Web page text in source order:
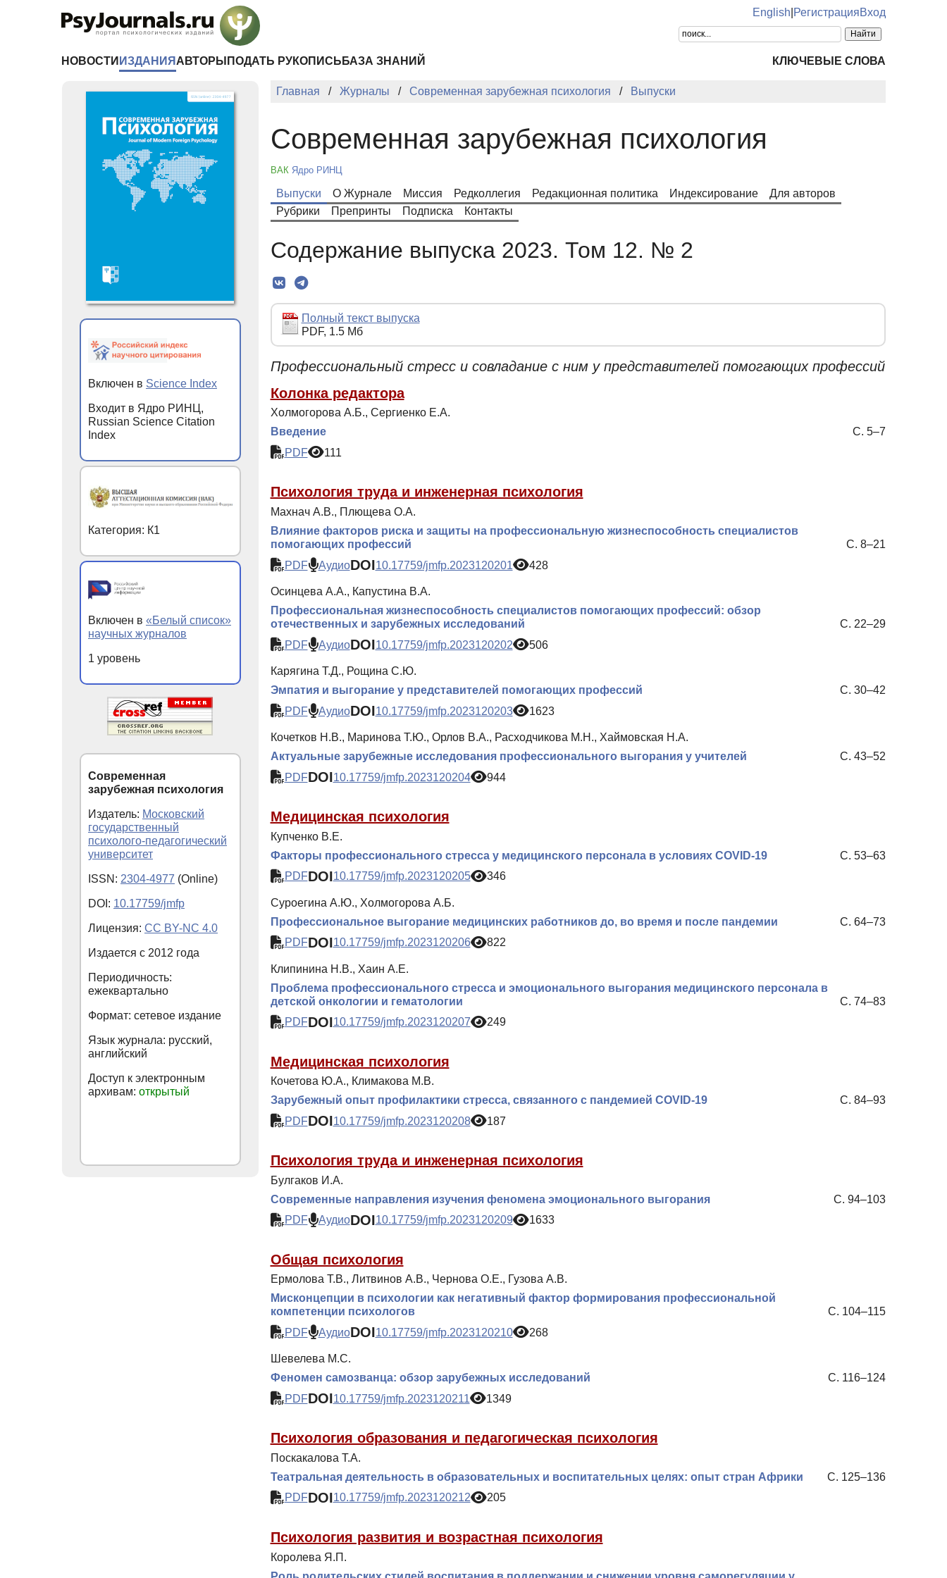
English РегистрацияВход
НОВОСТИ ИЗДАНИЯ АВТОРЫ ПОДАТЬ РУКОПИСЬ БАЗА ЗНАНИЙ КЛЮЧЕВЫЕ СЛОВА
Главная Журналы Современная зарубежная психология Выпуски
Современная зарубежная психология
ВАК Ядро РИНЦ
Выпуски О Журнале Миссия Редколлегия Редакционная политика Индексирование
Для авторов
Рубрики
Препринты Подписка Контакты
Содержание выпуска 2023. Том 12. № 2
Полный текст выпуска
PDF, 1.5 Мб
Профессиональный стресс и совладание с ним у представителей помогающих профессий
Колонка редактора
Холмогорова А.Б., Сергиенко Е.А.
Введение
С. 5–7
PDF
111
Психология труда и инженерная психология
Махнач А.В., Плющева О.А.
Влияние факторов риска и защиты на профессиональную жизнеспособность специалистов
помогающих профессий
С. 8–21
PDF
АудиоDOI10.17759/jmfp.2023120201 428
Осинцева А.А., Капустина В.А.
Профессиональная жизнеспособность специалистов помогающих профессий: обзор
отечественных и зарубежных исследований
С. 22–29
PDF
АудиоDOI10.17759/jmfp.2023120202 506
Карягина Т.Д., Рощина С.Ю.
Эмпатия и выгорание у представителей помогающих профессий
С. 30–42
PDF
АудиоDOI10.17759/jmfp.2023120203 1623
Кочетков Н.В., Маринова Т.Ю., Орлов В.А., Расходчикова М.Н., Хаймовская Н.А.
Актуальные зарубежные исследования профессионального выгорания у учителей
С. 43–52
PDFDOI10.17759/jmfp.2023120204 944
Медицинская психология
Купченко В.Е.
Факторы профессионального стресса у медицинского персонала в условиях COVID-19
С. 53–63
PDFDOI10.17759/jmfp.2023120205 346
Суроегина А.Ю., Холмогорова А.Б.
Профессиональное выгорание медицинских работников до, во время и после пандемии
С. 64–73
PDFDOI10.17759/jmfp.2023120206 822
Клипинина Н.В., Хаин А.Е.
Проблема профессионального стресса и эмоционального выгорания медицинского персонала в
детской онкологии и гематологии
С. 74–83
PDFDOI10.17759/jmfp.2023120207 249
Медицинская психология
Кочетова Ю.А., Климакова М.В.
Зарубежный опыт профилактики стресса, связанного с пандемией COVID-19
С. 84–93
PDFDOI10.17759/jmfp.2023120208 187
Психология труда и инженерная психология
Булгаков И.А.
Современные направления изучения феномена эмоционального выгорания
С. 94–103
PDF
АудиоDOI10.17759/jmfp.2023120209 1633
Общая психология
Ермолова Т.В., Литвинов А.В., Чернова О.Е., Гузова А.В.
Мисконцепции в психологии как негативный фактор формирования профессиональной
компетенции психологов
С. 104–115
PDF
АудиоDOI10.17759/jmfp.2023120210 268
Шевелева М.С.
Феномен самозванца: обзор зарубежных исследований
С. 116–124
PDFDOI10.17759/jmfp.2023120211 1349
Психология образования и педагогическая психология
Поскакалова Т.А.
Театральная деятельность в образовательных и воспитательных целях: опыт стран Африки
С. 125–136
PDFDOI10.17759/jmfp.2023120212 205
Психология развития и возрастная психология
Королева Я.П.
Включен в Science Index
Входит в Ядро РИНЦ,
Russian Science Citation
Index
Категория: К1
Включен в «Белый список»
научных журналов
1 уровень
Современная
зарубежная психология
Издатель: Московский
государственный
психолого-педагогический
университет
ISSN: 2304-4977 (Online)
DOI: 10.17759/jmfp
Лицензия: CC BY-NC 4.0
Издается с 2012 года
Периодичность:
ежеквартально
Формат: сетевое издание
Язык журнала: русский,
английский
Доступ к электронным
архивам: открытый